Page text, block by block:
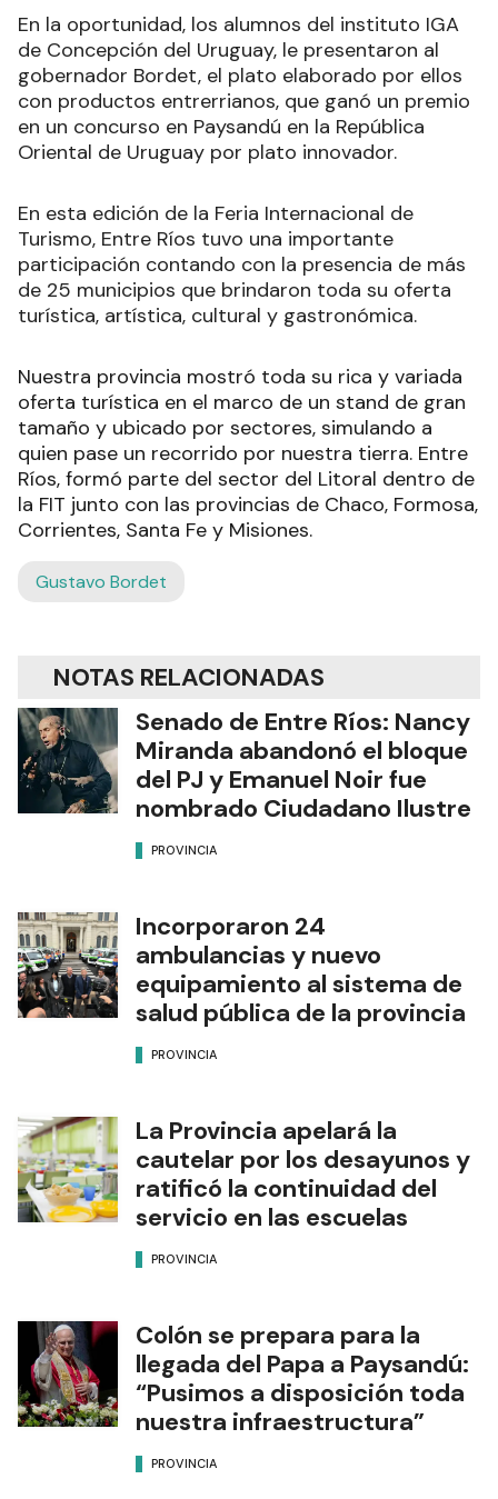
En la oportunidad, los alumnos del instituto IGA
de Concepción del Uruguay, le presentaron al
gobernador Bordet, el plato elaborado por ellos
con productos entrerrianos, que ganó un premio
en un concurso en Paysandú en la República
Oriental de Uruguay por plato innovador.
En esta edición de la Feria Internacional de
Turismo, Entre Ríos tuvo una importante
participación contando con la presencia de más
de 25 municipios que brindaron toda su oferta
turística, artística, cultural y gastronómica.
Nuestra provincia mostró toda su rica y variada
oferta turística en el marco de un stand de gran
tamaño y ubicado por sectores, simulando a
quien pase un recorrido por nuestra tierra. Entre
Ríos, formó parte del sector del Litoral dentro de
la FIT junto con las provincias de Chaco, Formosa,
Corrientes, Santa Fe y Misiones.
Gustavo Bordet
NOTAS RELACIONADAS
Senado de Entre Ríos: Nancy
Miranda abandonó el bloque
del PJ y Emanuel Noir fue
nombrado Ciudadano Ilustre
PROVINCIA
Incorporaron 24
ambulancias y nuevo
equipamiento al sistema de
salud pública de la provincia
PROVINCIA
La Provincia apelará la
cautelar por los desayunos y
ratificó la continuidad del
servicio en las escuelas
PROVINCIA
Colón se prepara para la
llegada del Papa a Paysandú:
“Pusimos a disposición toda
nuestra infraestructura”
PROVINCIA